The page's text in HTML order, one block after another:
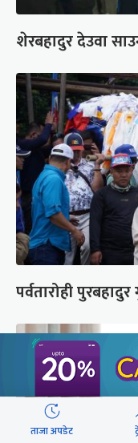
शेरबहादुर देउवा
पर्वतारोही
ताजा अपडेट